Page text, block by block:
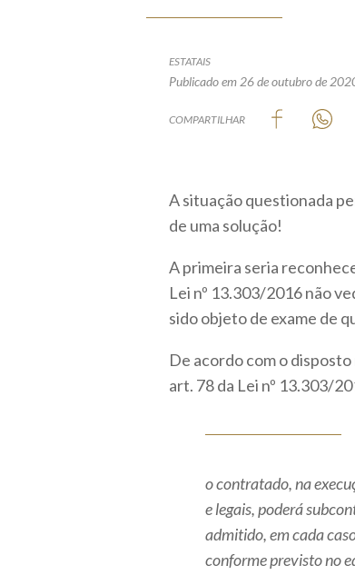
ESTATAIS
Publicado em 26 de outubro de
COMPARTILHAR
A situação questionada
de uma solução!
A primeira seria
Lei nº 13.303/2016 não
sido objeto de exame de
De acordo com o disposto
art. 78 da Lei nº 13.303/
o contratado, na
e legais, poderá
admitido, em cada
conforme previsto no